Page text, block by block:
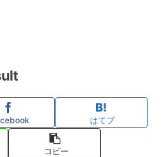
はてブ
コピー